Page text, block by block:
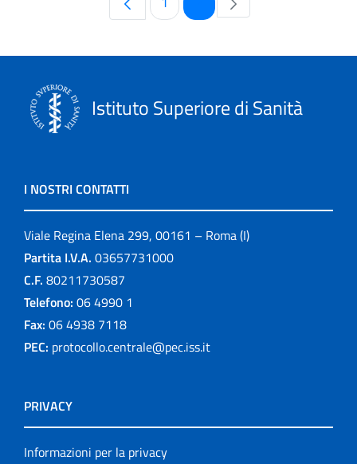
Istituto Superiore di Sanità
I NOSTRI CONTATTI
Viale Regina Elena 299, 00161 – Roma (I)
Partita I.V.A. 03657731000
C.F. 80211730587
Telefono: 06 4990 1
Fax: 06 4938 7118
PEC: protocollo.centrale@pec.iss.it
PRIVACY
Informazioni per la privacy